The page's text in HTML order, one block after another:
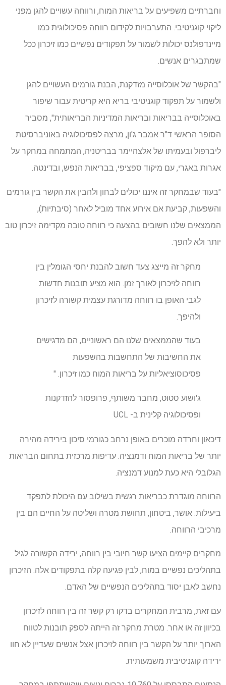
וחברתיים משפיעים על בריאות המוח, ורווחה עשויים להגן מפני
ליקוי קוגניטיבי. התערבויות לקידום רווחה פסיכולוגית כמו
מיינדפולנס יכולות לשמור על תפקודים נפשיים כמו זיכרון ככל
שמתבגרים אנשים.
"בהקשר של אוכלוסייה מזדקנת, הבנת גורמים העשויים להגן
ולשמור על תפקוד קוגניטיבי בריא היא קריטית עבור שיפור
באוכלוסייה בבריאות ובריאות המדיניות הבריאותית", מסביר
הסופר הראשי ד"ר אמבר ג'ון, מרצה לפסיכולוגיה באוניברסיטת
ליברפול ובעמיתו של אלצהיימר בבריטניה, המתמחה במחקר על
אגרות באגרי, עם מיקוד ספציפי, בבריאות הנפש, ובדינטה.
"בעוד שבמחקר זה איננו יכולים לבחון ולהבין את הקשר בין גורמים
והשפעות, קביעת אם אירוע אחד מוביל לאחר (סיבתיות),
הממצאים שלנו חשובים בהצעה כי רווחה טובה מקדימה זיכרון טוב
יותר ולא להפך.
מחקר זה מייצג צעד חשוב להבנת יחסי הגומלין בין
רווחה לזיכרון לאורך זמן. הוא מציע תובנות חדשות
לגבי האופן בו רווחה מדורגת עצמית קשורה לזיכרון
ולהיפך.
בעוד שהממצאים שלנו הם ראשוניים, הם מדגישים
את החשיבות של התחשבות בהשפעות
פסיכוסוציאליות על בריאות המוח כמו זיכרון. "
ג'ושוע סטוט, מחבר משותף, פרופסור להזדקנות
ופסיכולוגיה קלינית ב- UCL
דיכאון וחרדה מוכרים באופן נרחב כגורמי סיכון בירידה מהירה
יותר של בריאות המוח ודמנציה. עדיפות מרכזית בתחום הבריאות
הגלובלי היא כעת למנוע דמנציה.
הרווחה מוגדרת כבריאות רגשית בשילוב עם היכולת לתפקד
ביעילות. אושר, ביטחון, תחושת מטרה ושליטה על החיים הם בין
מרכיבי הרווחה.
מחקרים קיימים הציעו קשר חיובי בין רווחה, ירידה הקשורה לגיל
בתהליכים נפשיים במוח, לבין פגיעה קלה בתפקודים אלה. הזיכרון
נחשב לאבן יסוד בתהליכים הנפשיים של האדם.
עם זאת, מרבית המחקרים בדקו רק קשר זה בין רווחה לזיכרון
בכיוון זה או אחר. מטרת מחקר זה הייתה לספק תובנות לטווח
הארוך יותר על הקשר בין רווחה לזיכרון אצל אנשים שעדיין לא חוו
ירידה קוגניטיבית משמעותית.